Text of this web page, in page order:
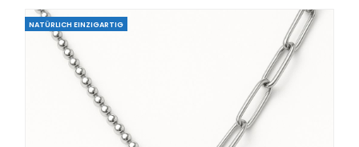
7
MM
NATÜRLICH EINZIGARTIG